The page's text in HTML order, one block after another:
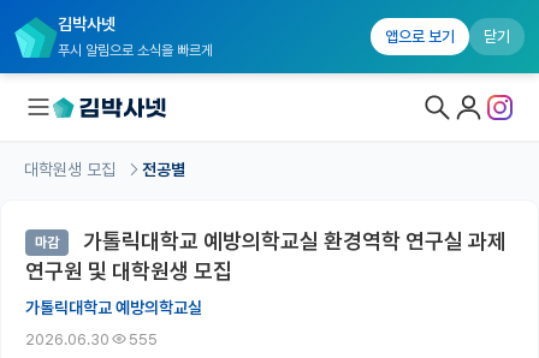
김박사넷
푸시 알림으로 소식을 빠르게
앱으로 보기 닫기
대학원생 모집 홈
기관별 모집 정보
연구실별 모집 정보
대학원생 모집 전공별
마감
가톨릭대학교 예방의학교실 환경역학 연구실 과제
연구원 및 대학원생 모집
가톨릭대학교 예방의학교실
2026.06.30 555